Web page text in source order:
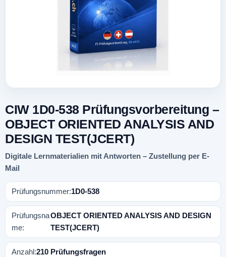
CIW 1D0-538 Prüfungsvorbereitung –
OBJECT ORIENTED ANALYSIS AND
DESIGN TEST(JCERT)
Digitale Lernmaterialien mit Antworten – Zustellung per E-
Mail
Prüfungsnummer:1D0-538
Prüfungsna
me:
OBJECT ORIENTED ANALYSIS AND DESIGN
TEST(JCERT)
Anzahl:210 Prüfungsfragen